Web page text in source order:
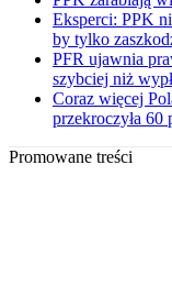
Eksperci: PPK
by tylko
PFR ujawnia
szybciej niż
Coraz więcej
przekroczyła 60
Promowane treści